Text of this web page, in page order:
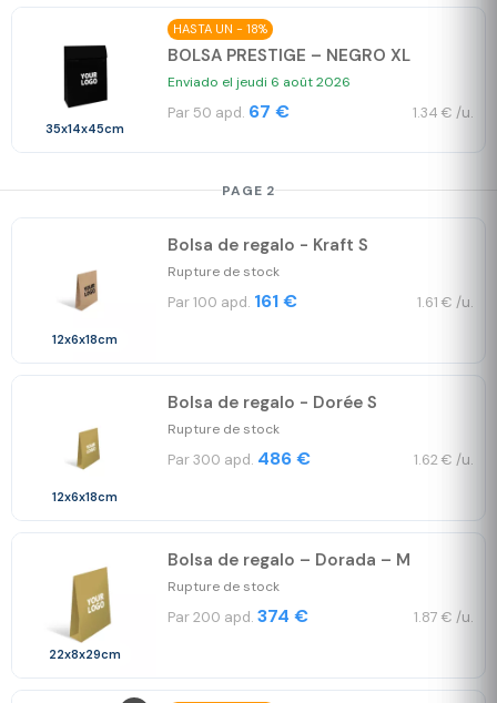
35x14x45cm
HASTA UN - 18%
BOLSA PRESTIGE – NEGRO XL
Enviado el jeudi 6 août 2026
Par 50 apd. 67 € 1.34 € /u.
PAGE 2
12x6x18cm
Bolsa de regalo - Kraft S
Rupture de stock
Par 100 apd. 161 € 1.61 € /u.
12x6x18cm
Bolsa de regalo - Dorée S
Rupture de stock
Par 300 apd. 486 € 1.62 € /u.
22x8x29cm
Bolsa de regalo – Dorada – M
Rupture de stock
Par 200 apd. 374 € 1.87 € /u.